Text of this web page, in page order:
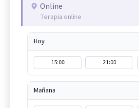
Online
Terapia online
Hoy
15:00 21:00
Mañana